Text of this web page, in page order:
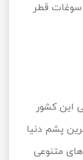
سوغات قطر
این کشور
پشم دنیا
متنوعی